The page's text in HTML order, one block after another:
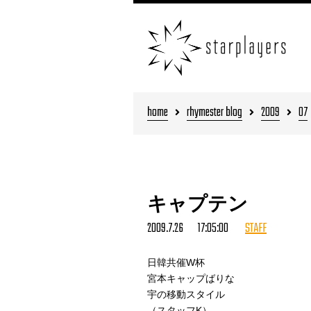
home rhymester blog 2009 07
キャプテン
2009.7.26 17:05:00 STAFF
日韓共催W杯
宮本キャップばりな
宇の移動スタイル